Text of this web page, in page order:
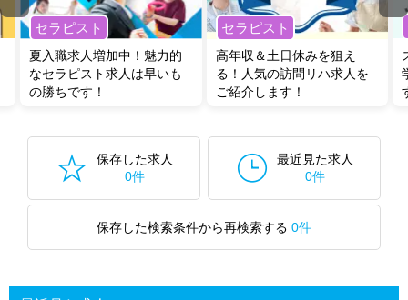
セラピスト
夏入職求人増加中！魅力的
なセラピスト求人は早いも
の勝ちです！
セラピスト
高年収＆土日休みを狙え
る！人気の訪問リハ求人を
ご紹介します！
保存した求人
0件
最近見た求人
0件
保存した検索条件から再検索する 0件